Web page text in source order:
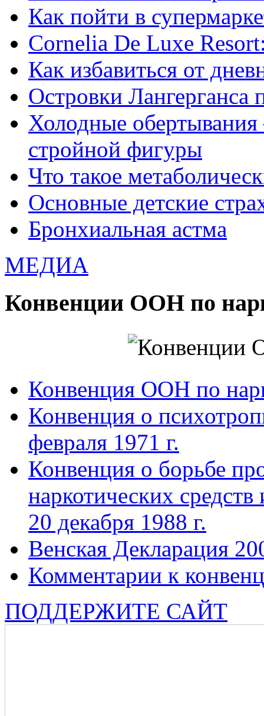
Как пойти в
Сornelia De Luxe
Как избавиться от
Островки
Холодные обертывания
стройной фигуры
Что такое
Основные детские
Бронхиальная астма
МЕДИА
Конвенции ООН по
Конвенция ООН по
Конвенция о
февраля 1971 г.
Конвенция о борьбе
наркотических
20 декабря 1988 г.
Венская Декларация
Комментарии к
ПОДДЕРЖИТЕ САЙТ